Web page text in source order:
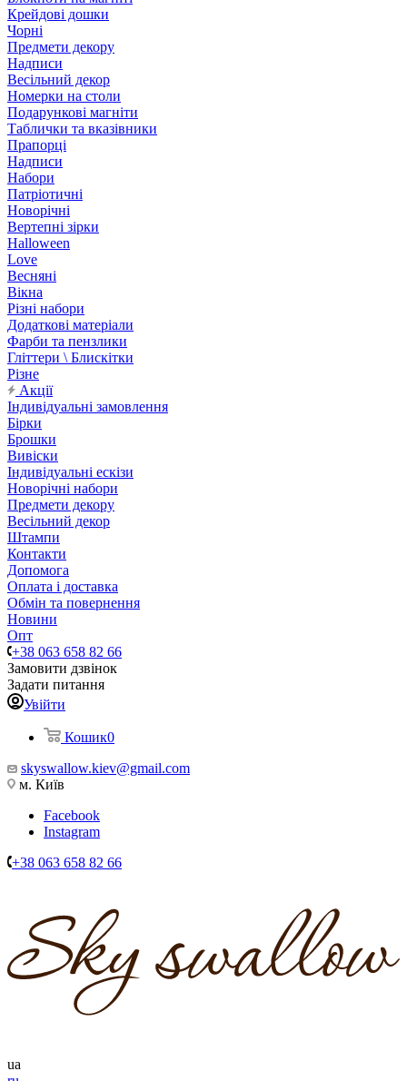
Крейдові дошки
Чорні
Предмети декору
Надписи
Весільний декор
Номерки на столи
Подарункові магніти
Таблички та вказівники
Прапорці
Надписи
Набори
Патріотичні
Новорічні
Вертепні зірки
Halloween
Love
Весняні
Вікна
Різні набори
Додаткові матеріали
Фарби та пензлики
Гліттери \ Блискітки
Різне
Акції
Індивідуальні замовлення
Бірки
Брошки
Вивіски
Індивідуальні ескізи
Новорічні набори
Предмети декору
Весільний декор
Штампи
Контакти
Допомога
Оплата і доставка
Обмін та повернення
Новини
Опт
+38 063 658 82 66
Замовити дзвінок
Задати питання
Увійти
Кошик0
skyswallow.kiev@gmail.com
м. Київ
Facebook
Instagram
+38 063 658 82 66
ua